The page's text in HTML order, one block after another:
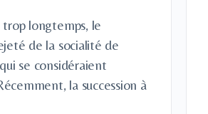
longtemps, le
de la socialité de
se considéraient
la succession à